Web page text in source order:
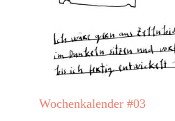
Wochenkalender #03